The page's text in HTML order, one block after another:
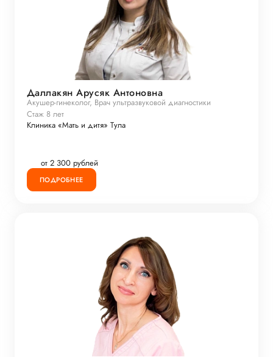
Даллакян Арусяк Антоновна
Акушер-гинеколог, Врач ультразвуковой диагностики
Стаж 8 лет
Клиника «Мать и дитя» Тула
от 2 300 рублей
ПОДРОБНЕЕ